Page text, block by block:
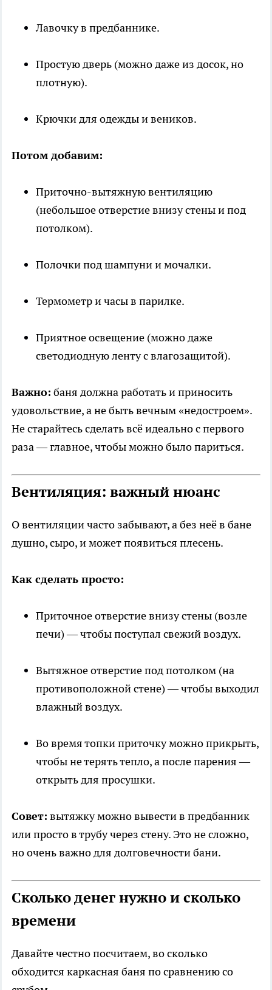
Лавочку в предбаннике.
Простую дверь (можно даже из досок, но
плотную).
Крючки для одежды и веников.
Потом добавим:
Приточно-вытяжную вентиляцию
(небольшое отверстие внизу стены и под
потолком).
Полочки под шампуни и мочалки.
Термометр и часы в парилке.
Приятное освещение (можно даже
светодиодную ленту с влагозащитой).
Важно: баня должна работать и приносить
удовольствие, а не быть вечным «недостроем».
Не старайтесь сделать всё идеально с первого
раза — главное, чтобы можно было париться.
Вентиляция: важный нюанс
О вентиляции часто забывают, а без неё в бане
душно, сыро, и может появиться плесень.
Как сделать просто:
Приточное отверстие внизу стены (возле
печи) — чтобы поступал свежий воздух.
Вытяжное отверстие под потолком (на
противоположной стене) — чтобы выходил
влажный воздух.
Во время топки приточку можно прикрыть,
чтобы не терять тепло, а после парения —
открыть для просушки.
Совет: вытяжку можно вывести в предбанник
или просто в трубу через стену. Это не сложно,
но очень важно для долговечности бани.
Сколько денег нужно и сколько
времени
Давайте честно посчитаем, во сколько
обходится каркасная баня по сравнению со